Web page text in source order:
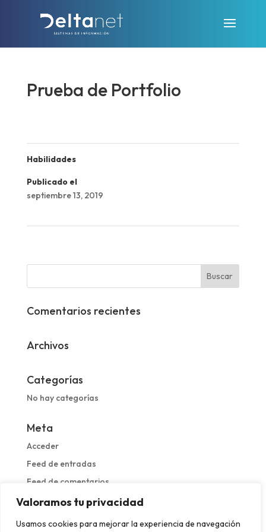
Valoramos tu privacidad
Usamos cookies para mejorar la experiencia de navegación
Prueba de Portfolio
Habilidades
Publicado el
septiembre 13, 2019
Comentarios recientes
Archivos
Categorías
No hay categorías
Meta
Acceder
Feed de entradas
Feed de comentarios
WordPress.org